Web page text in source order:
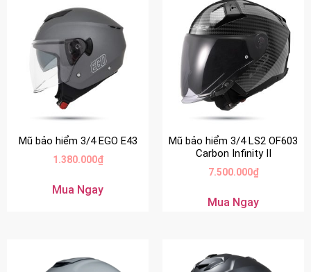
Mũ bảo hiểm 3/4 EGO E43
1.380.000₫
Mua Ngay
Mũ bảo hiểm 3/4 LS2 OF603
Carbon Infinity II
7.500.000₫
Mua Ngay